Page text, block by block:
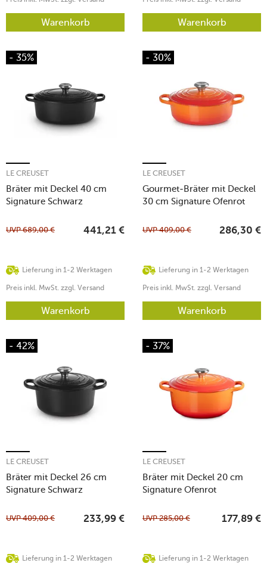
Warenkorb Warenkorb
- 35%
Bräter mit Deckel 40 cm
Signature Schwarz
LE CREUSET
Lieferung in 1-2 Werktagen
UVP689,00 € 441,21 €
Preis inkl. MwSt. zzgl. Versand
Warenkorb
- 30%
Gourmet-Bräter mit Deckel
30 cm Signature Ofenrot
LE CREUSET
Lieferung in 1-2 Werktagen
UVP409,00 € 286,30 €
Preis inkl. MwSt. zzgl. Versand
Warenkorb
- 42%
Bräter mit Deckel 26 cm
Signature Schwarz
LE CREUSET
Lieferung in 1-2 Werktagen
UVP409,00 € 233,99 €
- 37%
Bräter mit Deckel 20 cm
Signature Ofenrot
LE CREUSET
Lieferung in 1-2 Werktagen
UVP285,00 € 177,89 €